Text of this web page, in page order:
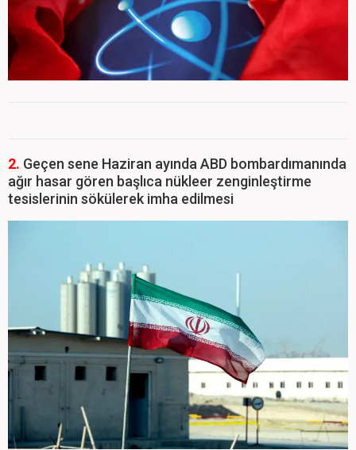
2. Geçen sene Haziran ayında ABD bombardımanında
ağır hasar gören başlıca nükleer zenginleştirme
tesislerinin sökülerek imha edilmesi